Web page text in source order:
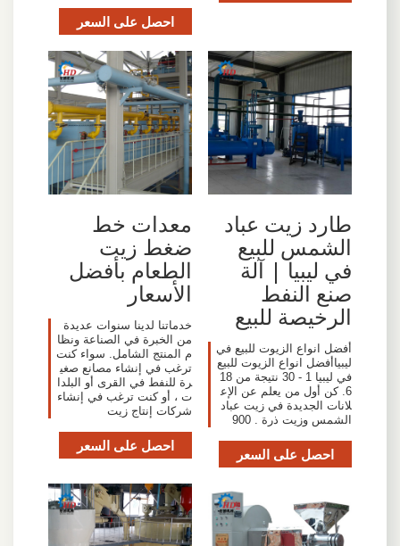
احصل على السعر
طارد زيت عباد
الشمس للبيع
في ليبيا | آلة
صنع النفط
الرخيصة للبيع
أفضل انواع الزيوت للبيع في
ليبياأفضل انواع الزيوت للبيع
في ليبيا 1 - 30 نتيجة من 18
6. كن أول من يعلم عن الإع
لانات الجديدة في زيت عباد
الشمس وزيت ذرة . 900
احصل على السعر
معدات خط
ضغط زيت
الطعام بأفضل
الأسعار
خدماتنا لدينا سنوات عديدة
من الخبرة في الصناعة ونظا
م المنتج الشامل. سواء كنت
ترغب في إنشاء مصانع صغي
رة للنفط في القرى أو البلدا
ت ، أو كنت ترغب في إنشاء
شركات إنتاج زيت
احصل على السعر